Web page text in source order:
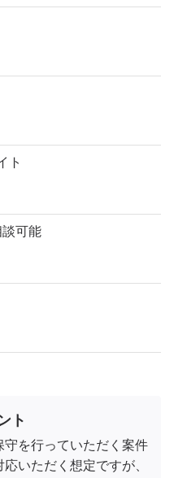
ト
可能
ト
を行っていただく案件
いただく想定ですが、